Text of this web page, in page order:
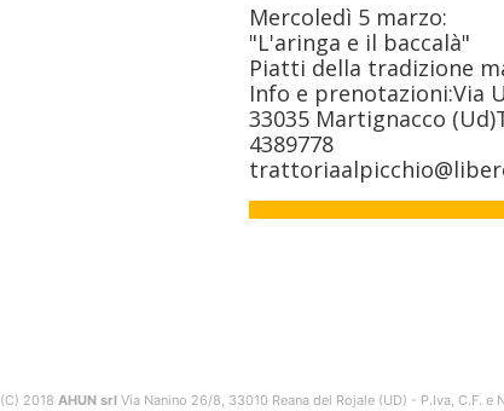
Mercoledì 5 marzo:
"L'aringa e il baccalà"
Piatti della tradizione
Info e prenotazioni:Via
33035 Martignacco
4389778
(C) 2018 AHUN srlVia Nanino 26/8, 33010 Reana del Rojale (UD) - P.Iva, C.F.